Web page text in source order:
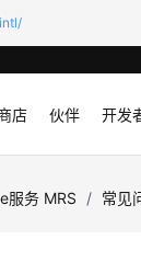
店 伙伴 开发
服务 MRS / 常见